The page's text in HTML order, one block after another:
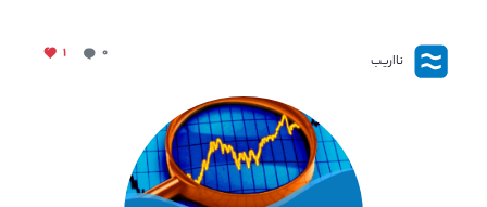
نااریب ۰ ۱